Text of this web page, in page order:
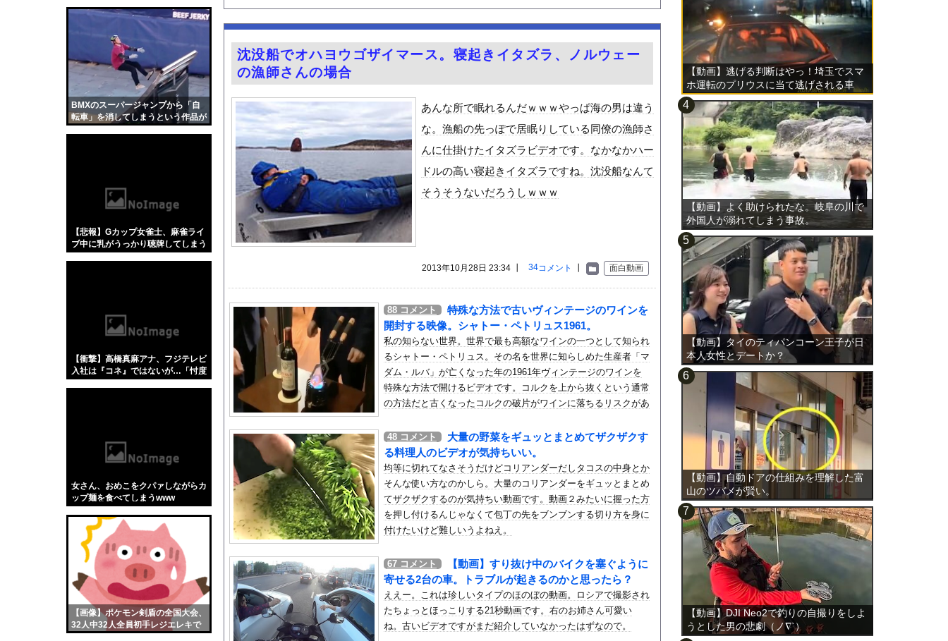
BMXのスーパージャンプから「自
転車」を消してしまうという作品が
【悲報】Gカップ女雀士、麻雀ライ
ブ中に乳がうっかり聴牌してしまう
【衝撃】高橋真麻アナ、フジテレビ
入社は『コネ』ではないが…「忖度
女さん、おめこをクパァしながらカ
ップ麺を食べてしまうwww
【画像】ポケモン剣盾の全国大会、
32人中32人全員初手レジエレキで
車で要らない装備、「電動シート」に決まる・・・ｗ
夏休み出国ラッシュがピーク 羽田空港、海外旅行客で混雑
家系ラーメンって何を楽しむの？
ひろゆきの妻・西村ゆかさん 離婚を提示
『薬屋のひとりごと』30話感想 診療所の女官からの呼び出し！水晶宮大荒れ！
シカ「全部喰った」 祭り中止
「私は何年も生きていて車関連の事故に遭遇した事がありません、これが保険に入る必要がな...
お騒がせグラドル小倉ゆうかが７年ぶりに帰ってきたぞ！
ガチの釣り初心者なんやが、始めるまでのロードマップ教えてくれ
井上晴美、乳首ヘアヌードや濡れ場おっぱいがエロ過ぎる！人生最後のラスト写真集、最高！...
【Xの車窓から】オービスかと思ったら野生の炊飯器で草 ほか
【衝撃】「かわいい虫」ランキング、ついに発表される
元子役の紫堂るいの競泳水着お○ぱいポロリ具合がエ□い
【悲報】赤ちゃんをゴミ箱に捨てた女、パパ活で8回も妊娠していた
外国人「理解できない」日本人ファンタジスタがまだ無所属で欧州人が困惑..獲得を求める...
【動画】 撮影走行でホンダADUO改良型エンジン（PU）を搭載したアストンマーチンが...
【悲報】タトゥー擁護してる反社、味方から背中を刺される
おまえらスマホの「あ」の予測変換1個目を続く限り繋げてみろwwwwwww
【悲報】思春期の娘に「キモッ」と言われたお父さん、グレるｗｗｗｗｗｗｗ
道の駅に野菜や果物出荷してるんやけど「こういうの欲しい」とかある？
2026スーパーフォーミュラ第8戦「SUGO」決勝結果他
ウクライナがモスクワに向けて初の弾道ミサイルを発射か？！
【動画】うそでしょー！藤沢市で撮影された予測可能割合が気になる事故のドラレコ。
男が欲情した山﨑玲奈の肉体・・・これは我慢できませんわ
究極神ゲー異世界転移RTA やる夫ルート【R-18】 その２６１
【アクナイ】パピルス専用「アチーブメントスターシリーズ＜ネクストクエスト＞」【コーデ...
彫り師YouTuber「タトゥー入れてる奴は全員バカです」「すごい民度低い」
【画像】おまえらくんの机がこの女の子の椅子にされてたらｗｗｗ
【画像】この女優さん、可愛すぎる
沈没船でオハヨウゴザイマース。寝起きイタズラ、ノルウェー
の漁師さんの場合
あんな所で眠れるんだｗｗｗやっぱ海の男は違う
な。漁船の先っぽで居眠りしている同僚の漁師さ
んに仕掛けたイタズラビデオです。なかなかハー
ドルの高い寝起きイタズラですね。沈没船なんて
そうそうないだろうしｗｗｗ
面白動画
34コメント
2013年10月28日 23:34 ┃
88 コメント
特殊な方法で古いヴィンテージのワインを
開封する映像。シャトー・ペトリュス1961。
私の知らない世界。世界で最も高額なワインの一つとして知られ
るシャトー・ペトリュス。その名を世界に知らしめた生産者「マ
ダム・ルバ」が亡くなった年の1961年ヴィンテージのワインを
特殊な方法で開けるビデオです。コルクを上から抜くという通常
の方法だと古くなったコルクの破片がワインに落ちるリスクがあ
ーロ。日本円でおよそ94万円だそうです。
48 コメント
大量の野菜をギュッとまとめてザクザクす
る料理人のビデオが気持ちいい。
均等に切れてなさそうだけどコリアンダーだしタコスの中身とか
そんな使い方なのかしら。大量のコリアンダーをギュッとまとめ
てザクザクするのが気持ちい動画です。動画２みたいに握った方
を押し付けるんじゃなくて包丁の先をブンブンする切り方を身に
付けたいけど難しいうよねえ。
67 コメント
【動画】すり抜け中のバイクを塞ぐように
寄せる2台の車。トラブルが起きるのかと思ったら？
ええー。これは珍しいタイプのほのぼの動画。ロシアで撮影され
たちょっとほっこりする21秒動画です。右のお姉さん可愛い
ね。古いビデオですがまだ紹介していなかったはずなので。
【動画】逃げる判断はやっ！埼玉でスマ
ホ運転のプリウスに当て逃げされる車
載。
【動画】よく助けられたな。岐阜の川で
外国人が溺れてしまう事故。
【動画】タイのティパンコーン王子が日
本人女性とデートか？
【動画】自動ドアの仕組みを理解した富
山のツバメが賢い。
【動画】DJI Neo2で釣りの自撮りをしよ
うとした男の悲劇（ノ∇`）